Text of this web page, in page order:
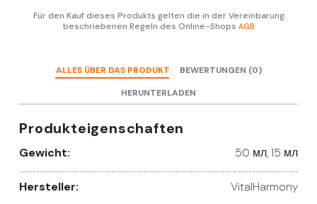
Für den Kauf dieses Produkts gelten die in der Vereinbarung
beschriebenen Regeln des Online-Shops AGB
ALLES ÜBER DAS PRODUKT
BEWERTUNGEN (0)
HERUNTERLADEN
Produkteigenschaften
Gewicht: 50 мл, 15 мл
Hersteller: VitalHarmony